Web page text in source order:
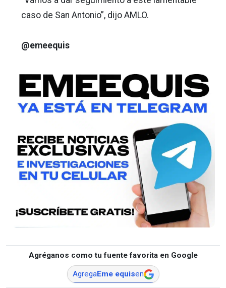
caso de San Antonio”, dijo AMLO.
@emeequis
Agréganos como tu fuente favorita en Google
AgregaEme equisen